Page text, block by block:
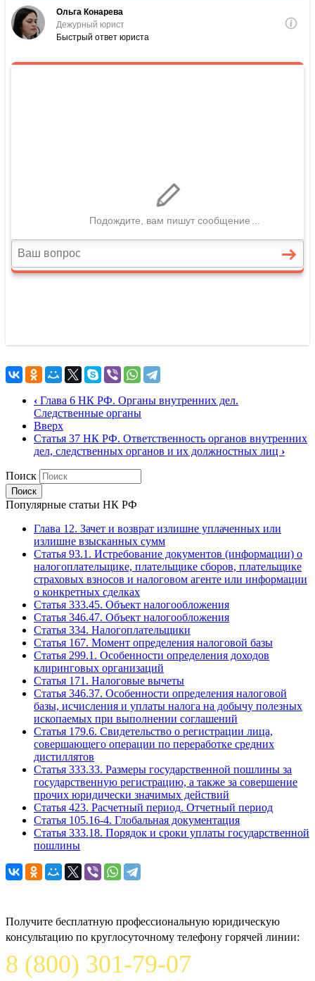
‹ Глава 6 НК РФ. Органы внутренних дел.
Следственные органы
Вверх
Статья 37 НК РФ. Ответственность органов внутренних
дел, следственных органов и их должностных лиц ›
Поиск
Популярные статьи НК РФ
Глава 12. Зачет и возврат излишне уплаченных или
излишне взысканных сумм
Статья 93.1. Истребование документов (информации) о
налогоплательщике, плательщике сборов, плательщике
страховых взносов и налоговом агенте или информации
о конкретных сделках
Статья 333.45. Объект налогообложения
Статья 346.47. Объект налогообложения
Статья 334. Налогоплательщики
Статья 167. Момент определения налоговой базы
Статья 299.1. Особенности определения доходов
клиринговых организаций
Статья 171. Налоговые вычеты
Статья 346.37. Особенности определения налоговой
базы, исчисления и уплаты налога на добычу полезных
ископаемых при выполнении соглашений
Статья 179.6. Свидетельство о регистрации лица,
совершающего операции по переработке средних
дистиллятов
Статья 333.33. Размеры государственной пошлины за
государственную регистрацию, а также за совершение
прочих юридически значимых действий
Статья 423. Расчетный период. Отчетный период
Статья 105.16-4. Глобальная документация
Статья 333.18. Порядок и сроки уплаты государственной
пошлины
Получите бесплатную профессиональную юридическую
консультацию по круглосуточному телефону горячей линии:
8 (800) 301-79-07